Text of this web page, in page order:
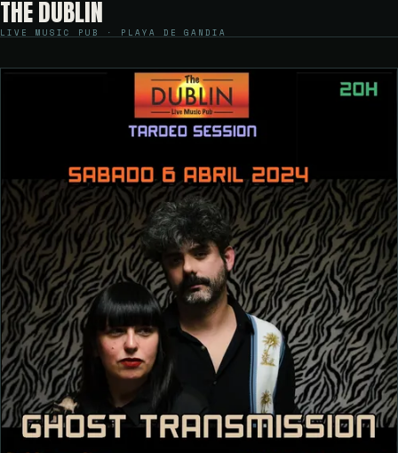
THE DUBLIN
LIVE MUSIC PUB · PLAYA DE GANDIA